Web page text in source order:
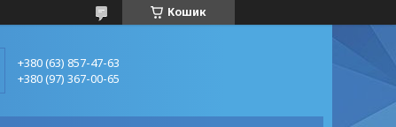
Кошик
+380 (63) 857-47-63
+380 (97) 367-00-65